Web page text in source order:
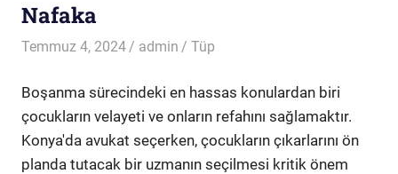
Nafaka
Temmuz 4, 2024 admin Tüp
Boşanma sürecindeki en hassas konulardan biri
çocukların velayeti ve onların refahını sağlamaktır.
Konya'da avukat seçerken, çocukların çıkarlarını ön
planda tutacak bir uzmanın seçilmesi kritik önem